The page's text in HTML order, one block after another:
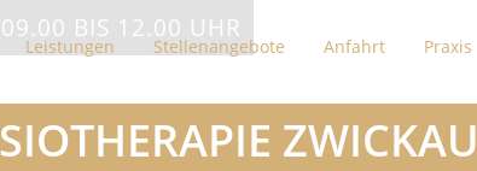
Leistungen Stellenangebote Anfahrt Praxis
BIS 12.00 UHR
ZWICKAU